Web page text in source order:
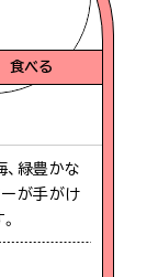
食べる
緑豊かな
ーが手がけ